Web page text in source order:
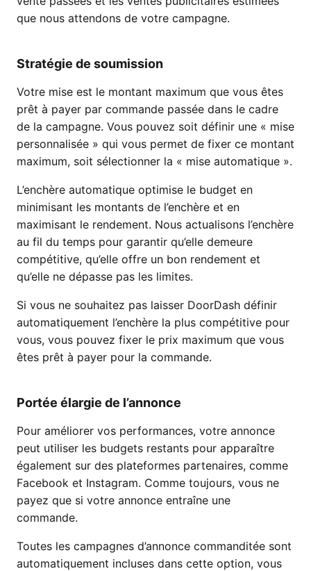
que nous attendons de votre campagne.
Stratégie de soumission
Votre mise est le montant maximum que vous êtes
prêt à payer par commande passée dans le cadre
de la campagne. Vous pouvez soit définir une « mise
personnalisée » qui vous permet de fixer ce montant
maximum, soit sélectionner la « mise automatique ».
L’enchère automatique optimise le budget en
minimisant les montants de l’enchère et en
maximisant le rendement. Nous actualisons l’enchère
au fil du temps pour garantir qu’elle demeure
compétitive, qu’elle offre un bon rendement et
qu’elle ne dépasse pas les limites.
Si vous ne souhaitez pas laisser DoorDash définir
automatiquement l’enchère la plus compétitive pour
vous, vous pouvez fixer le prix maximum que vous
êtes prêt à payer pour la commande.
Portée élargie de l’annonce
Pour améliorer vos performances, votre annonce
peut utiliser les budgets restants pour apparaître
également sur des plateformes partenaires, comme
Facebook et Instagram. Comme toujours, vous ne
payez que si votre annonce entraîne une
commande.
Toutes les campagnes d’annonce commanditée sont
automatiquement incluses dans cette option, vous